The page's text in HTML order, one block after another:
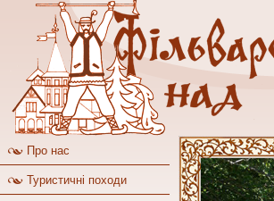
Про нас
Туристичні походи